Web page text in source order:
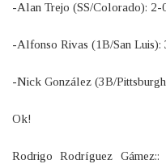
-Alan Trejo (SS/Colorado): 2-
-Alfonso Rivas (1B/San
-Nick González (3B/
Ok!
Rodrigo Rodríguez